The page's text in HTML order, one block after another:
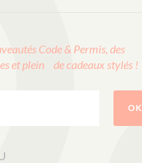
Code & Permis, des
et plein de cadeaux stylés !
OK